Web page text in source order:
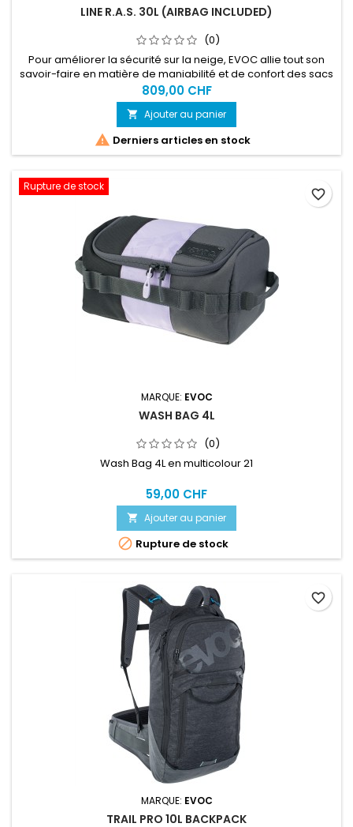
LINE R.A.S. 30L (AIRBAG INCLUDED)
(0)
Pour améliorer la sécurité sur la neige, EVOC allie tout son
savoir-faire en matière de maniabilité et de confort des sacs
à dos pour son LINE R.A.S. : sac à dos avec airbag spécial
avalanches compatible avec la pratique du freeride et les
sorties à la campagne.
809,00 CHF
 Ajouter au panier
 Derniers articles en stock
Rupture de stock
MARQUE: EVOC
WASH BAG 4L
(0)
Wash Bag 4L en multicolour 21
59,00 CHF
 Ajouter au panier
 Rupture de stock
favorite_border
MARQUE: EVOC
TRAIL PRO 10L BACKPACK
favorite_border